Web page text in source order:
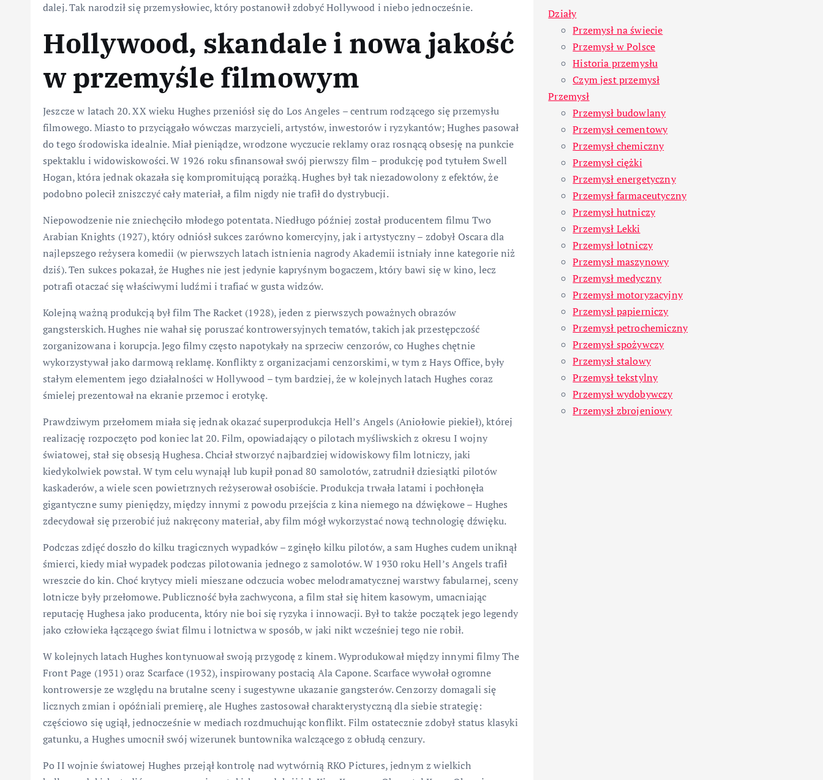
dalej. Tak narodził się przemysłowiec, który postanowił zdobyć Hollywood i niebo jednocześnie.
Hollywood, skandale i nowa jakość
w przemyśle filmowym
Jeszcze w latach 20. XX wieku Hughes przeniósł się do Los Angeles – centrum rodzącego się przemysłu
filmowego. Miasto to przyciągało wówczas marzycieli, artystów, inwestorów i ryzykantów; Hughes pasował
do tego środowiska idealnie. Miał pieniądze, wrodzone wyczucie reklamy oraz rosnącą obsesję na punkcie
spektaklu i widowiskowości. W 1926 roku sfinansował swój pierwszy film – produkcję pod tytułem Swell
Hogan, która jednak okazała się kompromitującą porażką. Hughes był tak niezadowolony z efektów, że
podobno polecił zniszczyć cały materiał, a film nigdy nie trafił do dystrybucji.
Niepowodzenie nie zniechęciło młodego potentata. Niedługo później został producentem filmu Two
Arabian Knights (1927), który odniósł sukces zarówno komercyjny, jak i artystyczny – zdobył Oscara dla
najlepszego reżysera komedii (w pierwszych latach istnienia nagrody Akademii istniały inne kategorie niż
dziś). Ten sukces pokazał, że Hughes nie jest jedynie kapryśnym bogaczem, który bawi się w kino, lecz
potrafi otaczać się właściwymi ludźmi i trafiać w gusta widzów.
Kolejną ważną produkcją był film The Racket (1928), jeden z pierwszych poważnych obrazów
gangsterskich. Hughes nie wahał się poruszać kontrowersyjnych tematów, takich jak przestępczość
zorganizowana i korupcja. Jego filmy często napotykały na sprzeciw cenzorów, co Hughes chętnie
wykorzystywał jako darmową reklamę. Konflikty z organizacjami cenzorskimi, w tym z Hays Office, były
stałym elementem jego działalności w Hollywood – tym bardziej, że w kolejnych latach Hughes coraz
śmielej prezentował na ekranie przemoc i erotykę.
Prawdziwym przełomem miała się jednak okazać superprodukcja Hell’s Angels (Aniołowie piekieł), której
realizację rozpoczęto pod koniec lat 20. Film, opowiadający o pilotach myśliwskich z okresu I wojny
światowej, stał się obsesją Hughesa. Chciał stworzyć najbardziej widowiskowy film lotniczy, jaki
kiedykolwiek powstał. W tym celu wynajął lub kupił ponad 80 samolotów, zatrudnił dziesiątki pilotów
kaskaderów, a wiele scen powietrznych reżyserował osobiście. Produkcja trwała latami i pochłonęła
gigantyczne sumy pieniędzy, między innymi z powodu przejścia z kina niemego na dźwiękowe – Hughes
zdecydował się przerobić już nakręcony materiał, aby film mógł wykorzystać nową technologię dźwięku.
Podczas zdjęć doszło do kilku tragicznych wypadków – zginęło kilku pilotów, a sam Hughes cudem uniknął
śmierci, kiedy miał wypadek podczas pilotowania jednego z samolotów. W 1930 roku Hell’s Angels trafił
wreszcie do kin. Choć krytycy mieli mieszane odczucia wobec melodramatycznej warstwy fabularnej, sceny
lotnicze były przełomowe. Publiczność była zachwycona, a film stał się hitem kasowym, umacniając
reputację Hughesa jako producenta, który nie boi się ryzyka i innowacji. Był to także początek jego legendy
jako człowieka łączącego świat filmu i lotnictwa w sposób, w jaki nikt wcześniej tego nie robił.
W kolejnych latach Hughes kontynuował swoją przygodę z kinem. Wyprodukował między innymi filmy The
Front Page (1931) oraz Scarface (1932), inspirowany postacią Ala Capone. Scarface wywołał ogromne
kontrowersje ze względu na brutalne sceny i sugestywne ukazanie gangsterów. Cenzorzy domagali się
licznych zmian i opóźniali premierę, ale Hughes zastosował charakterystyczną dla siebie strategię:
częściowo się ugiął, jednocześnie w mediach rozdmuchując konflikt. Film ostatecznie zdobył status klasyki
gatunku, a Hughes umocnił swój wizerunek buntownika walczącego z obłudą cenzury.
Po II wojnie światowej Hughes przejął kontrolę nad wytwórnią RKO Pictures, jednym z wielkich
Działy
Przemysł na świecie
Przemysł w Polsce
Historia przemysłu
Czym jest przemysł
Przemysł
Przemysł budowlany
Przemysł cementowy
Przemysł chemiczny
Przemysł ciężki
Przemysł energetyczny
Przemysł farmaceutyczny
Przemysł hutniczy
Przemysł Lekki
Przemysł lotniczy
Przemysł maszynowy
Przemysł medyczny
Przemysł motoryzacyjny
Przemysł papierniczy
Przemysł petrochemiczny
Przemysł spożywczy
Przemysł stalowy
Przemysł tekstylny
Przemysł wydobywczy
Przemysł zbrojeniowy